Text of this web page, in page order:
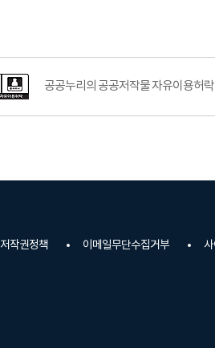
공공누리의 공공저작물 자유이용허
저작권정책 이메일무단수집거부